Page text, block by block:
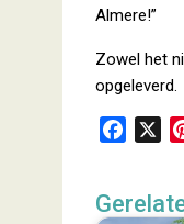
Almere!”
Zowel het
opgeleverd.
e